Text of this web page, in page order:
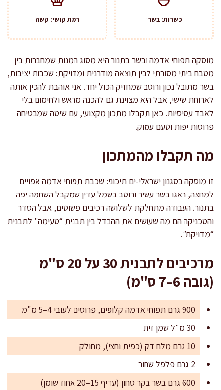
כשרות: בשרי רמת קושי: קשה
מוסקה תפוחי אדמה ובשר בתנור היא מסוג המנות שמחברות בין
מטבח ביתי מסורתי לבין תוצאה מודרנית ומדויקת: שכבות יציבות,
בשר מתובל נכון ורוטב שמחזיק הכול יחד. אני אוהבת להכין אותה
לארוחת שישי, אבל היא מצוינת גם להכנה מראש ולחימום בלי
לאבד עסיסיות. כאן תקבלו מתכון מקצועי, עם שיטה שמבטיחה
פרוסות יפות וטעם עמוק.
מה תקבלו מהמתכון
זו מוסקה בסגנון ישראלי-ים תיכוני: שכבת תפוחי אדמה אפויים
למחצה, ראגו בשר עשיר ורוטב בשמל עדין שמקבל השחמה יפה
בתנור. העבודה מתחלקת לשלושה רכיבים פשוטים, אבל הסדר
והטכניקה הם מה שעושים את ההבדל בין תבנית “טעימה” לתבנית
“מדויקת”.
מרכיבים לתבנית 30 על 20 ס"מ
(גובה 6–7 ס"מ)
900 גרם תפוחי אדמה קלופים, פרוסים לעובי 4–5 מ"מ
30 מ"ל שמן זית
10 גרם מלח דק (כפית וחצי), מחולק
2 גרם פלפל שחור
600 גרם בשר בקר טחון (עדיף 15–20 אחוז שומן)